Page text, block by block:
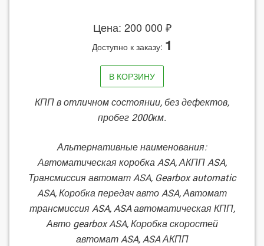
Цена: 200 000 ₽
Доступно к заказу: 1
В КОРЗИНУ
КПП в отличном состоянии, без дефектов,
пробег 2000км.
Альтернативные наименования:
Автоматическая коробка ASA, АКПП ASA,
Трансмиссия автомат ASA, Gearbox automatic
ASA, Коробка передач авто ASA, Автомат
трансмиссия ASA, ASA автоматическая КПП,
Авто gearbox ASA, Коробка скоростей
автомат ASA, ASA АКПП